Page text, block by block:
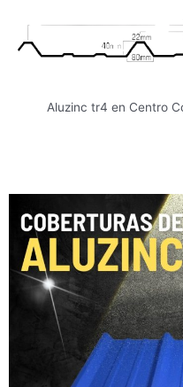
Aluzinc tr4 en Centro